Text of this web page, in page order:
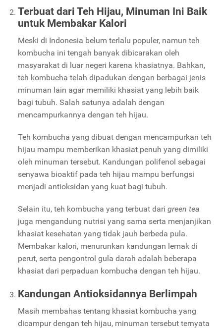
Terbuat dari Teh Hijau, Minuman Ini Baik
untuk Membakar Kalori
Meski di Indonesia belum terlalu populer, namun teh
kombucha ini tengah banyak dibicarakan oleh
masyarakat di luar negeri karena khasiatnya. Bahkan,
teh kombucha telah dipadukan dengan berbagai jenis
minuman lain agar memiliki khasiat yang lebih baik
bagi tubuh. Salah satunya adalah dengan
mencampurkannya dengan teh hijau.
Teh kombucha yang dibuat dengan mencampurkan teh
hijau mampu memberikan khasiat penuh yang dimiliki
oleh minuman tersebut. Kandungan polifenol sebagai
senyawa bioaktif pada teh hijau mampu berfungsi
menjadi antioksidan yang kuat bagi tubuh.
Selain itu, teh kombucha yang terbuat dari green tea
juga mengandung nutrisi yang sama serta menjanjikan
khasiat kesehatan yang tidak jauh berbeda pula.
Membakar kalori, menurunkan kandungan lemak di
perut, serta pengontrol gula darah adalah beberapa
khasiat dari perpaduan kombucha dengan teh hijau.
Kandungan Antioksidannya Berlimpah
Masih membahas tentang khasiat kombucha yang
dicampur dengan teh hijau, minuman tersebut ternyata